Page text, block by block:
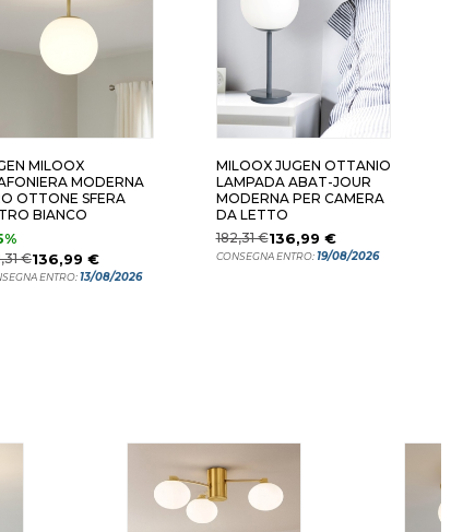
MILOOX
MODERNA
OTTONE SFERA
BIANCO
€136,99 €
ENTRO:13/08/2026
MILOOX JUGEN OTTANIO
LAMPADA ABAT-JOUR
MODERNA PER CAMERA
DA LETTO
182,31 €136,99 €
CONSEGNA ENTRO:19/08/2026